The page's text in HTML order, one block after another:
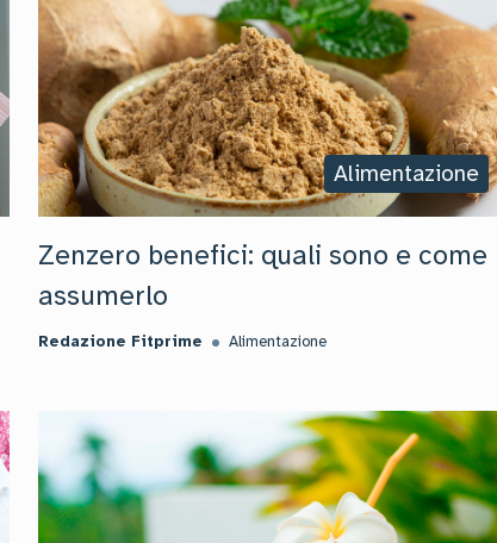
Alimentazione
Zenzero benefici: quali sono e come
assumerlo
Redazione Fitprime Alimentazione